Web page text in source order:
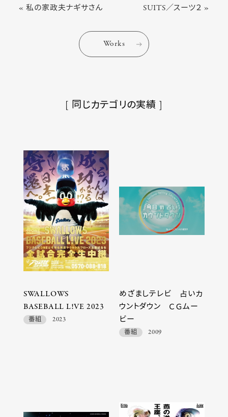
« 私の家政夫ナギサさん SUITS／スーツ２ »
Works
[ 同じカテゴリの実績 ]
SWALLOWS
BASEBALL L!VE 2023
番組 2023
めざましテレビ 占いカ
ウントダウン ＣＧムー
ビー
番組 2009